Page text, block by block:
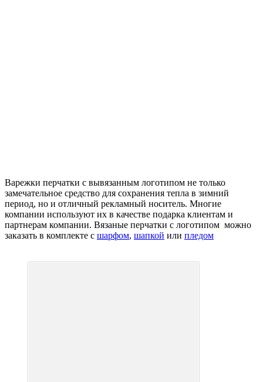
Варежки перчатки с вывязанным логотипом не только
замечательное средство для сохранения тепла в зимний
период, но и отличный рекламный носитель. Многие
компании используют их в качестве подарка клиентам и
партнерам компании. Вязаные перчатки с логотипом можно
заказать в комплекте с шарфом, шапкой или пледом